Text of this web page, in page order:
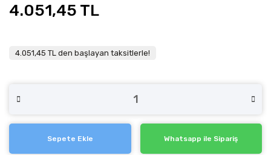
4.051,45 TL
4.051,45 TL den başlayan taksitlerle!
Sepete Ekle Whatsapp ile Sipariş